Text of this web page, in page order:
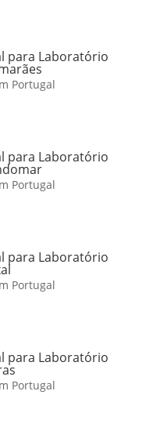
para Laboratório
Portugal
para Laboratório
Portugal
para Laboratório
Portugal
para Laboratório
Portugal